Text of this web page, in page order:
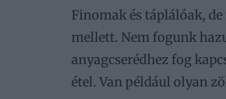
Finomak és táplálóak,
mellett. Nem fogunk
anyagcserédhez fog
étel. Van például olyan